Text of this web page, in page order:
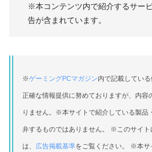
※本コンテンツ内で紹介するサー
告が含まれています。
※ゲーミングPCマガジン内で記載してい
正確な情報提供に努めておりますが、内容
りません。※本サイトで紹介している製品
弁するものではありません。 ※このサイト
は、 広告掲載基準をご覧ください。 ※本サ